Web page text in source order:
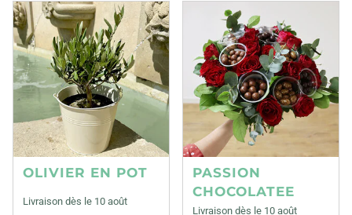
OLIVIER EN POT
Livraison dès le 10 août
PASSION
CHOCOLATEE
Livraison dès le 10 août